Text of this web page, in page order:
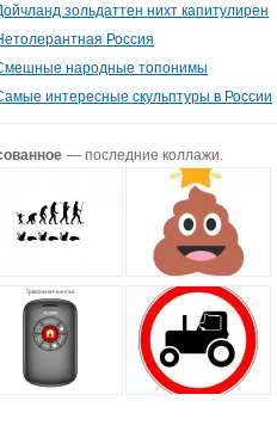
зольдаттен нихт капитулирен
Россия
народные топонимы
интересные скульптуры в России
— последние коллажи.